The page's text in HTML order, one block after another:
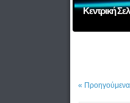
Κεντρική
«